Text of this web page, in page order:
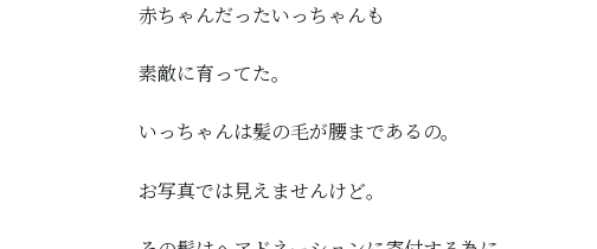
赤ちゃんだったいっちゃんも
素敵に育ってた。
いっちゃんは髪の毛が腰まであるの。
お写真では見えませんけど。